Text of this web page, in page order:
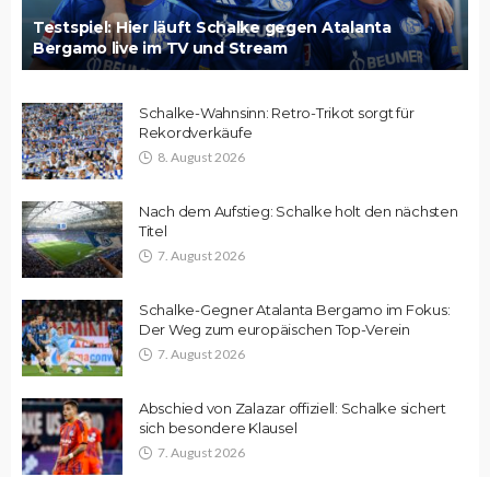
Testspiel: Hier läuft Schalke gegen Atalanta
Bergamo live im TV und Stream
Schalke-Wahnsinn: Retro-Trikot sorgt für
Rekordverkäufe
8. August 2026
Nach dem Aufstieg: Schalke holt den nächsten
Titel
7. August 2026
Schalke-Gegner Atalanta Bergamo im Fokus:
Der Weg zum europäischen Top-Verein
7. August 2026
Abschied von Zalazar offiziell: Schalke sichert
sich besondere Klausel
7. August 2026